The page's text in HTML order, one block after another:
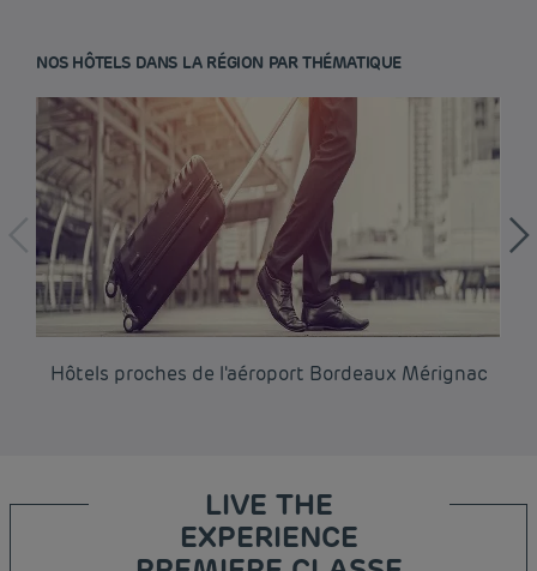
NOS HÔTELS DANS LA RÉGION PAR THÉMATIQUE
Hôtels proches de l'aéroport Bordeaux Mérignac
LIVE THE
EXPERIENCE